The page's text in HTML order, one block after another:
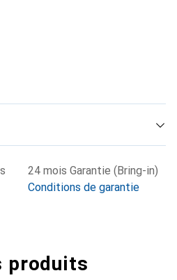
ordinateurs portables. Ils
sous des tapis ou du
24 mois Garantie (Bring-in)
Conditions de garantie
produits